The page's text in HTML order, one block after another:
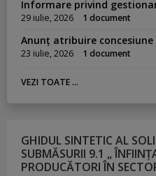
Informare privind
29 iulie, 2026 1 document
Anunț atribuire concesiune
23 iulie, 2026 1 document
VEZI TOATE ...
GHIDUL SINTETIC AL
SUBMĂSURII 9.1 „
PRODUCĂTORI ÎN